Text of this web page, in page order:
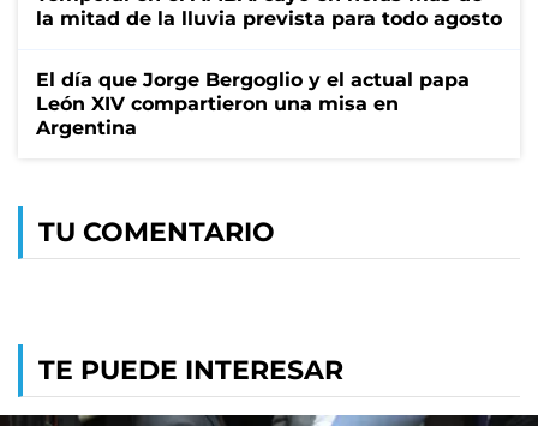
la mitad de la lluvia prevista para todo agosto
El día que Jorge Bergoglio y el actual papa
León XIV compartieron una misa en
Argentina
TU COMENTARIO
TE PUEDE INTERESAR